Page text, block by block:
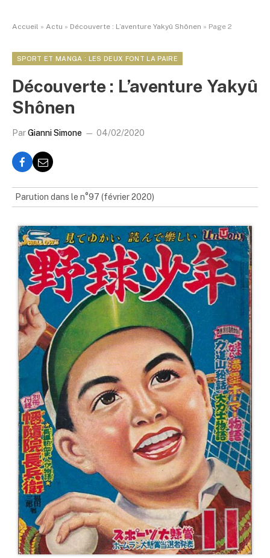
Accueil » Actu » Découverte : L’aventure Yakyû Shônen » Page 2
SPORT ET MANGA : LES DEUX FONT LA PAIRE
Découverte : L’aventure Yakyû
Shônen
ParGianni Simone 04/02/2020
Parution dans le n°97 (février 2020)